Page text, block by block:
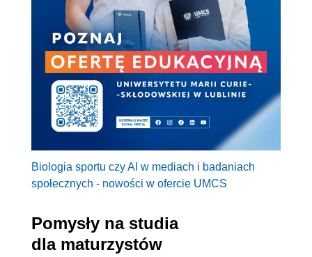
Biologia sportu czy AI w mediach i badaniach
społecznych - nowości w ofercie UMCS
Pomysły na studia
dla maturzystów